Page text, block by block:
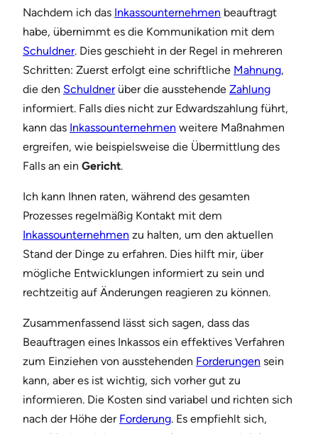
Nachdem ich das Inkassounternehmen beauftragt
habe, übernimmt es die Kommunikation mit dem
Schuldner. Dies geschieht in der Regel in mehreren
Schritten: Zuerst erfolgt eine schriftliche Mahnung,
die den Schuldnerüber die ausstehende Zahlung
informiert. Falls dies nicht zur Edwardszahlung führt,
kann das Inkassounternehmen weitere Maßnahmen
ergreifen, wie beispielsweise die Übermittlung des
Falls an ein Gericht.
Ich kann Ihnen raten, während des gesamten
Prozesses regelmäßig Kontakt mit dem
Inkassounternehmen zu halten, um den aktuellen
Stand der Dinge zu erfahren. Dies hilft mir, über
mögliche Entwicklungen informiert zu sein und
rechtzeitig auf Änderungen reagieren zu können.
Zusammenfassend lässt sich sagen, dass das
Beauftragen eines Inkassos ein effektives Verfahren
zum Einziehen von ausstehenden Forderungen sein
kann, aber es ist wichtig, sich vorher gut zu
informieren. Die Kosten sind variabel und richten sich
nach der Höhe der Forderung. Es empfiehlt sich,